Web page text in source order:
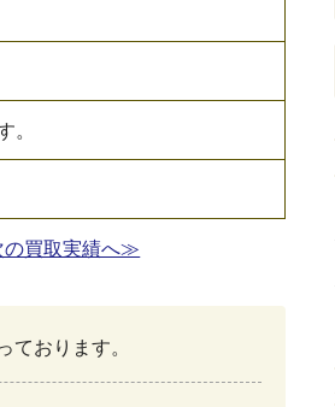
。
の買取実績へ≫
おります。